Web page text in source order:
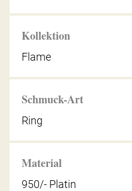
Kollektion
Flame
Schmuck-Art
Ring
Material
950/- Platin